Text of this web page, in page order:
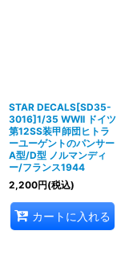
STAR DECALS[SD35-
3016]1/35 WWII ドイツ
第12SS装甲師団ヒトラ
ーユーゲントのパンサー
A型/D型 ノルマンディ
ー/フランス1944
2,200円(税込)
カートに入れる